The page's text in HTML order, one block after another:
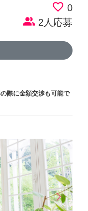
favorite_border 0
people_alt 2人応募
際に金額交渉も可能で
arrow_forward_iosNext